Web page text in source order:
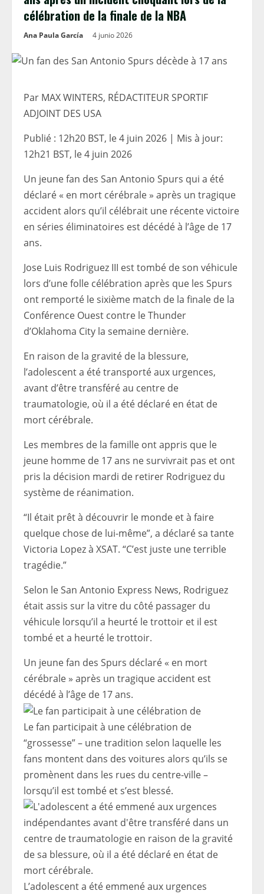
célébration de la finale de la NBA
Ana Paula García 4 junio 2026
Par MAX WINTERS, RÉDACTITEUR SPORTIF
ADJOINT DES USA
Publié : 12h20 BST, le 4 juin 2026 | Mis à jour:
12h21 BST, le 4 juin 2026
Un jeune fan des San Antonio Spurs qui a été
déclaré « en mort cérébrale » après un tragique
accident alors qu’il célébrait une récente victoire
en séries éliminatoires est décédé à l’âge de 17
ans.
Jose Luis Rodriguez III est tombé de son véhicule
lors d’une folle célébration après que les Spurs
ont remporté le sixième match de la finale de la
Conférence Ouest contre le Thunder
d’Oklahoma City la semaine dernière.
En raison de la gravité de la blessure,
l’adolescent a été transporté aux urgences,
avant d’être transféré au centre de
traumatologie, où il a été déclaré en état de
mort cérébrale.
Les membres de la famille ont appris que le
jeune homme de 17 ans ne survivrait pas et ont
pris la décision mardi de retirer Rodriguez du
système de réanimation.
“Il était prêt à découvrir le monde et à faire
quelque chose de lui-même”, a déclaré sa tante
Victoria Lopez à XSAT. “C’est juste une terrible
tragédie.”
Selon le San Antonio Express News, Rodriguez
était assis sur la vitre du côté passager du
véhicule lorsqu’il a heurté le trottoir et il est
tombé et a heurté le trottoir.
Un jeune fan des Spurs déclaré « en mort
cérébrale » après un tragique accident est
décédé à l’âge de 17 ans.
Le fan participait à une célébration de
“grossesse” – une tradition selon laquelle les
fans montent dans des voitures alors qu’ils se
promènent dans les rues du centre-ville –
lorsqu’il est tombé et s’est blessé.
L’adolescent a été emmené aux urgences